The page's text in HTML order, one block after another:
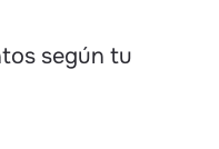
según tu